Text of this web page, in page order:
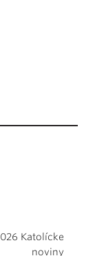
Katolícke
noviny